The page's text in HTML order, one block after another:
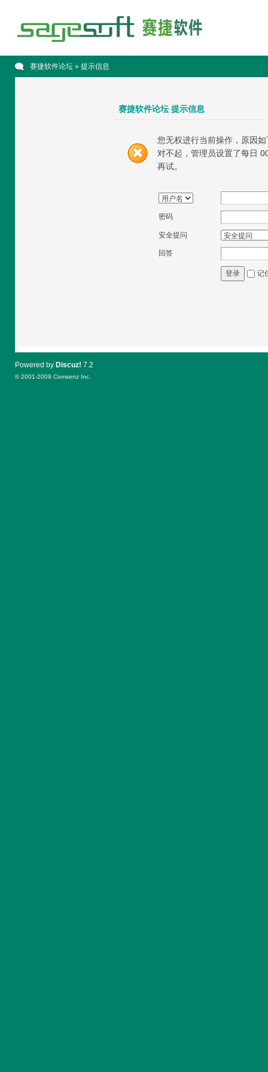
赛捷软件论坛» 提示信息
赛捷软件论坛 提示信息
您无权进行当前操作，原因如
对不起，管理员设置了每日
再试。
密码
安全提问
回答
登录 记
Powered by Discuz! 7.2
© 2001-2009 Comsenz Inc.